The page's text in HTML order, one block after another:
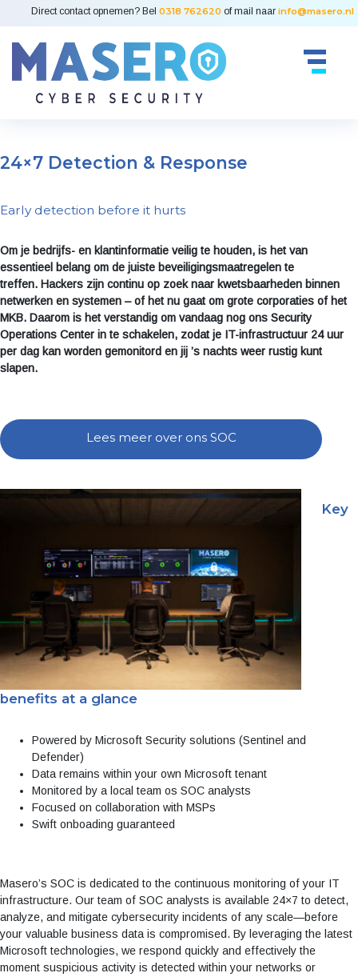
Direct contact opnemen? Bel 0318 762620 of mail naar info@masero.nl
24×7 Detection & Response
Early detection before it hurts
Om je bedrijfs- en klantinformatie veilig te houden, is het van
essentieel belang om de juiste beveiligingsmaatregelen te
treffen. Hackers zijn continu op zoek naar kwetsbaarheden binnen
netwerken en systemen – of het nu gaat om grote corporaties of het
MKB. Daarom is het verstandig om vandaag nog ons Security
Operations Center in te schakelen, zodat je IT-infrastructuur 24 uur
per dag kan worden gemonitord en jij ’s nachts weer rustig kunt
slapen.
Lees meer over ons SOC
Key
benefits at a glance
Powered by Microsoft Security solutions (Sentinel and
Defender)
Data remains within your own Microsoft tenant
Monitored by a local team os SOC analysts
Focused on collaboration with MSPs
Swift onboading guaranteed
Masero’s SOC is dedicated to the continuous monitoring of your IT
infrastructure. Our team of SOC analysts is available 24×7 to detect,
analyze, and mitigate cybersecurity incidents of any scale—before
your valuable business data is compromised. By leveraging the latest
Microsoft technologies, we respond quickly and effectively the
moment suspicious activity is detected within your networks or